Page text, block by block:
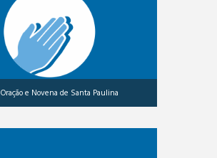
Oração e Novena de Santa Paulina